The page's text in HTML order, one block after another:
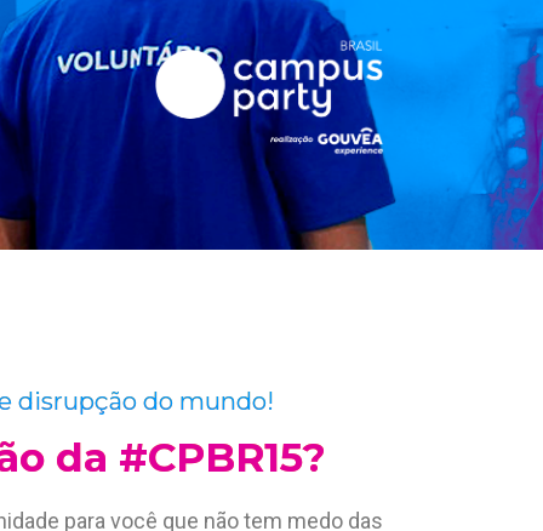
disrupção do mundo!
da #CPBR15?
para você que não tem medo das